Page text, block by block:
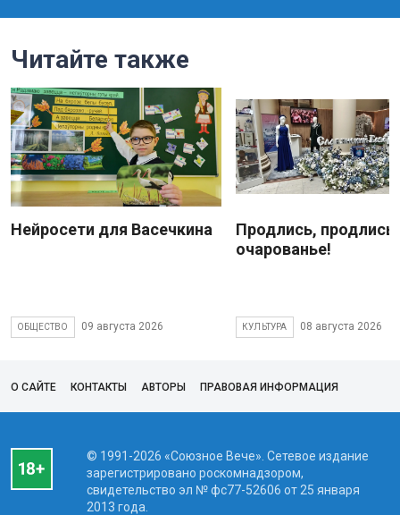
Читайте также
Нейросети для Васечкина
ОБЩЕСТВО 09 августа 2026
Продлись, продлись
очарованье!
КУЛЬТУРА 08 августа 2026
О САЙТЕ КОНТАКТЫ АВТОРЫ ПРАВОВАЯ ИНФОРМАЦИЯ
© 1991-2026 «Союзное Вече». Сетевое издание
зарегистрировано роскомнадзором,
свидетельство эл № фc77-52606 от 25 января
2013 года.